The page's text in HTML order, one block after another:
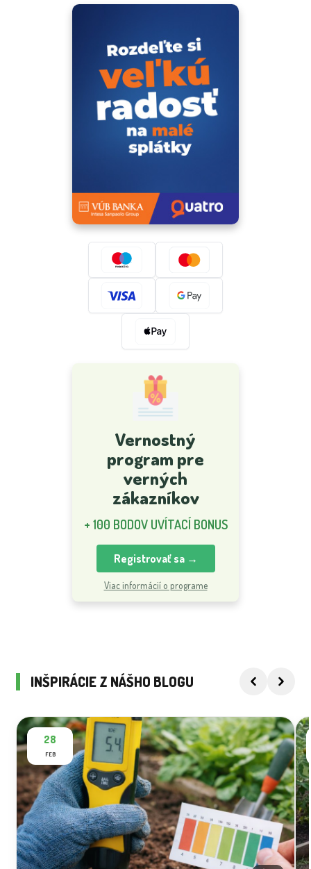
Vernostný
program pre
verných
zákazníkov
+ 100 BODOV UVÍTACÍ BONUS
Registrovať sa →
Viac informácií o programe
INŠPIRÁCIE Z NÁŠHO BLOGU
28
FEB